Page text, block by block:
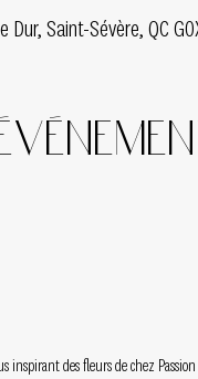
Saint-Sévère, QC
inspirant des fleurs de chez